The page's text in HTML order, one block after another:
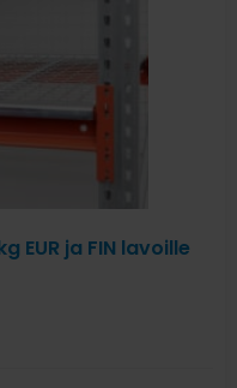
EUR ja FIN lavoille